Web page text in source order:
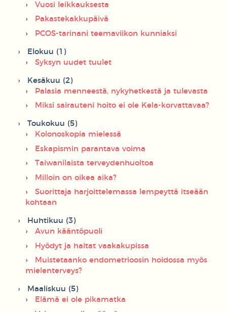
Vuosi leikkauksesta
Pakastekakkupäivä
PCOS-tarinani teemaviikon kunniaksi
Elokuu (1)
Syksyn uudet tuulet
Kesäkuu (2)
Palasia menneestä, nykyhetkestä ja tulevasta
Miksi sairauteni hoito ei ole Kela-korvattavaa?
Toukokuu (5)
Kolonoskopia mielessä
Eskapismin parantava voima
Taiwanilaista terveydenhuoltoa
Milloin on oikea aika?
Suorittaja harjoittelemassa lempeyttä itseään
kohtaan
Huhtikuu (3)
Avun kääntöpuoli
Hyödyt ja haitat vaakakupissa
Muistetaanko endometrioosin hoidossa myös
mielenterveys?
Maaliskuu (5)
Elämä ei ole pikamatka